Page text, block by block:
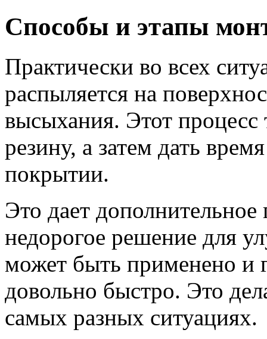
Способы и этапы
Практически во всех
распыляется на
высыхания. Этот процесс
резину, а затем дать
покрытии.
Это дает
недорогое решение для
может быть применено и
довольно быстро. Это
самых разных ситуациях.